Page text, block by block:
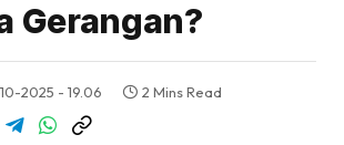
Gerangan?
10-2025 - 19.06
2 Mins Read